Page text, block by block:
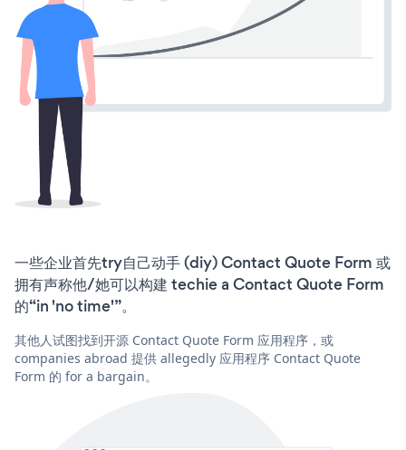
一些企业首先try自己动手 (diy) Contact Quote Form 或
拥有声称他/她可以构建 techie a Contact Quote Form
的“in 'no time'”。
其他人试图找到开源 Contact Quote Form 应用程序，或
companies abroad 提供 allegedly 应用程序 Contact Quote
Form 的 for a bargain。